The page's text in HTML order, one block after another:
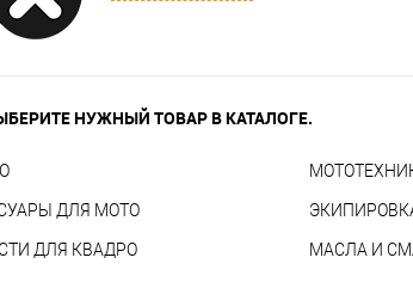
НУЖНЫЙ ТОВАР В КАТАЛОГЕ.
ДЛЯ МОТО
ДЛЯ КВАДРО МАСЛА И